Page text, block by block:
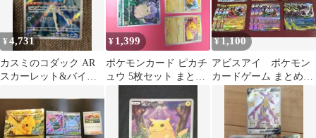
¥4,731
カスミのコダック AR
スカーレット&バイオ
¥ 1,399
ポケモンカード ピカチ
ュウ 5枚セット まとめ
¥1,100
アビスアイ ポケモン
カードゲーム まとめ売